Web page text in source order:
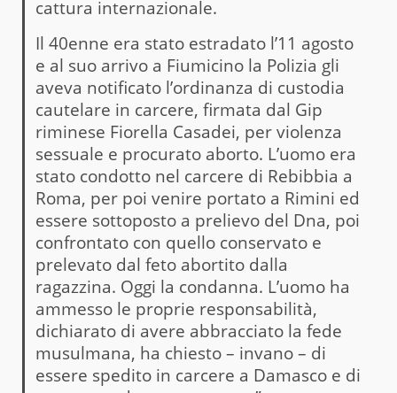
cattura internazionale.
Il 40enne era stato estradato l’11 agosto
e al suo arrivo a Fiumicino la Polizia gli
aveva notificato l’ordinanza di custodia
cautelare in carcere, firmata dal Gip
riminese Fiorella Casadei, per violenza
sessuale e procurato aborto. L’uomo era
stato condotto nel carcere di Rebibbia a
Roma, per poi venire portato a Rimini ed
essere sottoposto a prelievo del Dna, poi
confrontato con quello conservato e
prelevato dal feto abortito dalla
ragazzina. Oggi la condanna. L’uomo ha
ammesso le proprie responsabilità,
dichiarato di avere abbracciato la fede
musulmana, ha chiesto – invano – di
essere spedito in carcere a Damasco e di